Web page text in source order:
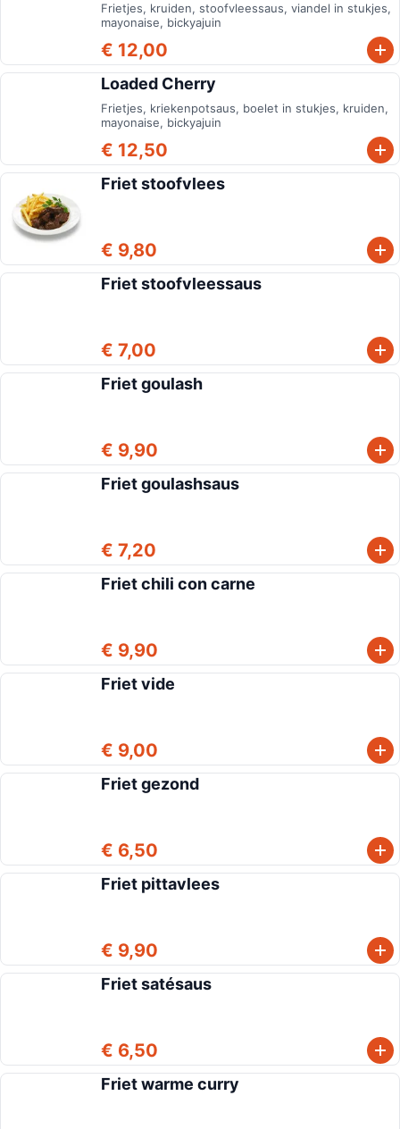
Frietjes, kruiden, stoofvleessaus, viandel in stukjes,
mayonaise, bickyajuin
€ 12,00
Loaded Cherry
Frietjes, kriekenpotsaus, boelet in stukjes, kruiden,
mayonaise, bickyajuin
€ 12,50
Friet stoofvlees
€ 9,80
Friet stoofvleessaus
€ 7,00
Friet goulash
€ 9,90
Friet goulashsaus
€ 7,20
Friet chili con carne
€ 9,90
Friet vide
€ 9,00
Friet gezond
€ 6,50
Friet pittavlees
€ 9,90
Friet satésaus
€ 6,50
Friet warme curry